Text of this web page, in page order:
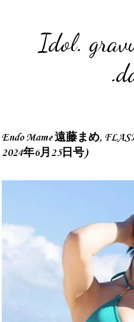
Idol.
Endo Mame 遠藤まめ,
2024年6月25日号)